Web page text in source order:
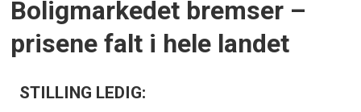
Boligmarkedet bremser –
prisene falt i hele landet
STILLING LEDIG: